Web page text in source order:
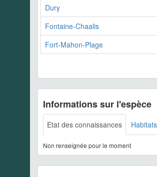
Dury
Fontaine-Chaalis
Fort-Mahon-Plage
Informations sur l'espèce
Etat des connaissances Habitats
Non renseignée pour le moment